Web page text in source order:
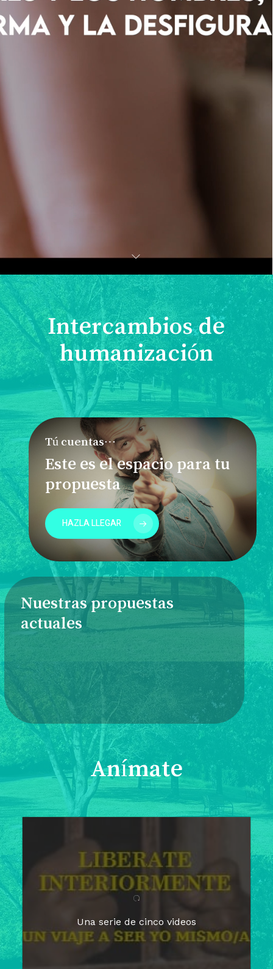
Intercambios de
humanización
Tú cuentas…
Este es el espacio para tu
propuesta
HAZLA LLEGAR
Nuestras propuestas
actuales
Anímate
Una serie de cinco videos
Para un tiempo de
Cuaresma
El camino hacia la libertad
Barreras de la libertad interior
Fortaleciendo mi libertad